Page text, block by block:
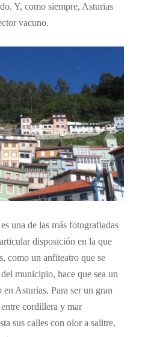
Y, como siempre, Asturias
vacuno.
una de las más fotografiadas
disposición en la que
como un anfiteatro que se
municipio, hace que sea un
Asturias. Para ser un gran
cordillera y mar
sus calles con olor a salitre,